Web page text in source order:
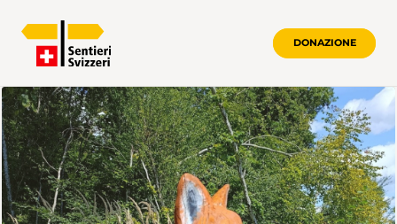
DONAZIONE